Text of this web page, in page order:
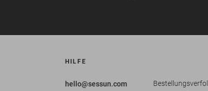
HILFE
hello@sessun.com